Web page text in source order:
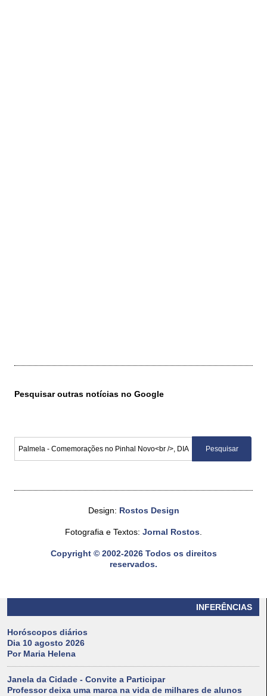
INFERÊNCIAS
Horóscopos diários
Dia 10 agosto 2026
Por Maria Helena
Janela da Cidade - Convite a Participar
Professor deixa uma marca na vida de milhares de alunos
Pesquisar outras notícias no Google
Design: Rostos Design
Fotografia e Textos: Jornal Rostos.
Copyright © 2002-2026 Todos os direitos
reservados.